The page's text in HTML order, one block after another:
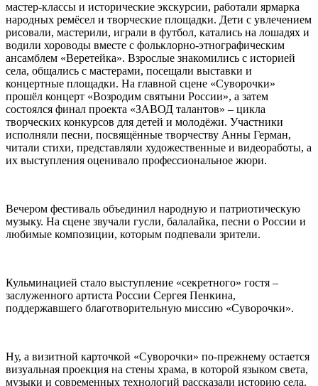
мастер-классы и исторические экскурсии, работали ярмарка
народных ремёсел и творческие площадки. Дети с увлечением
рисовали, мастерили, играли в футбол, катались на лошадях и
водили хороводы вместе с фольклорно-этнографическим
ансамблем «Веретейка». Взрослые знакомились с историей
села, общались с мастерами, посещали выставки и
концертные площадки. На главной сцене «Суворочки»
прошёл концерт «Возродим святыни России», а затем
состоялся финал проекта «ЗАВОД талантов» – цикла
творческих конкурсов для детей и молодёжи. Участники
исполняли песни, посвящённые творчеству Анны Герман,
читали стихи, представляли художественные и видеоработы, а
их выступления оценивало профессиональное жюри.
Вечером фестиваль объединил народную и патриотическую
музыку. На сцене звучали гусли, балалайка, песни о России и
любимые композиции, которым подпевали зрители.
Кульминацией стало выступление «секретного» гостя –
заслуженного артиста России Сергея Пенкина,
поддержавшего благотворительную миссию «Суворочки».
Ну, а визитной карточкой «Суворочки» по-прежнему остается
визуальная проекция на стены храма, в которой языком света,
музыки и современных технологий рассказали историю села.